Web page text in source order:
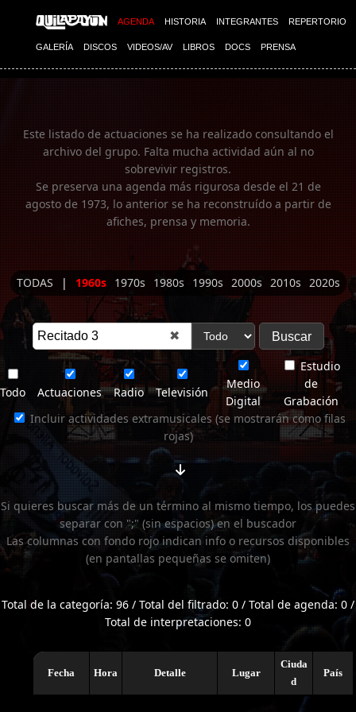
AGENDA HISTORIA INTEGRANTES REPERTORIO
GALERÍA DISCOS VIDEOS/AV LIBROS DOCS PRENSA
Imagen 01
Este listado de actuaciones se ha realizado consultando el
archivo del grupo. Falta mucha actividad aún al no
sobrevivir registros.
Se preserva una agenda más rigurosa desde el 21 de
agosto de 1973, lo anterior se ha reconstruído a partir de
afiches, prensa y memoria.
TODAS | 1960s 1970s 1980s 1990s 2000s 2010s 2020s
✖
Todo Actuaciones Radio Televisión
Medio
Digital
Estudio
de
Grabación
Incluir actividades extramusicales (se mostrarán como filas
rojas)
Si quieres buscar más de un término al mismo tiempo, los puedes
separar con ";" (sin espacios) en el buscador
Las columnas con fondo rojo indican info o recursos disponibles
(en pantallas pequeñas se omiten)
Total de la categoría: 96 / Total del filtrado: 0 / Total de agenda: 0 /
Total de interpretaciones: 0
Fecha Hora Detalle Lugar
Ciuda
d
País